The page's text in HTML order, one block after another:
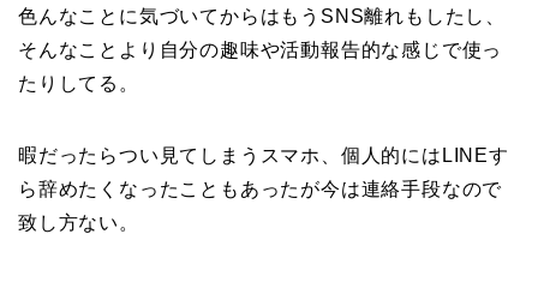
色んなことに気づいてからはもうSNS離れもしたし、
そんなことより自分の趣味や活動報告的な感じで使っ
たりしてる。
暇だったらつい見てしまうスマホ、個人的にはLINEす
ら辞めたくなったこともあったが今は連絡手段なので
致し方ない。